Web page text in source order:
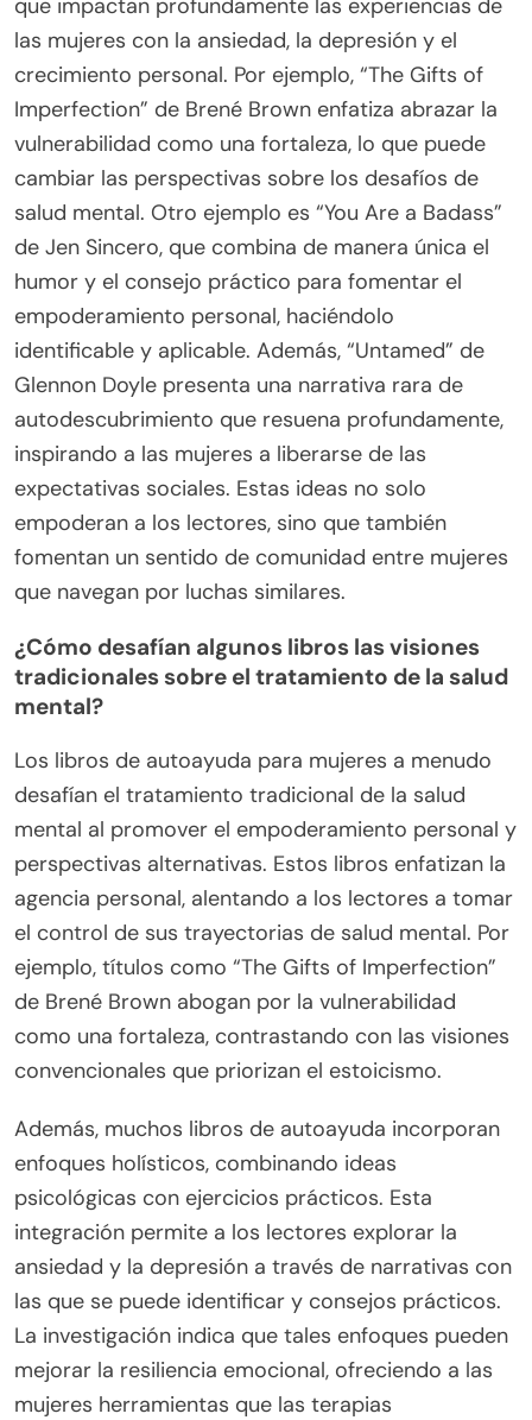
las mujeres con la ansiedad, la depresión y el
crecimiento personal. Por ejemplo, “The Gifts of
Imperfection” de Brené Brown enfatiza abrazar la
vulnerabilidad como una fortaleza, lo que puede
cambiar las perspectivas sobre los desafíos de
salud mental. Otro ejemplo es “You Are a Badass”
de Jen Sincero, que combina de manera única el
humor y el consejo práctico para fomentar el
empoderamiento personal, haciéndolo
identificable y aplicable. Además, “Untamed” de
Glennon Doyle presenta una narrativa rara de
autodescubrimiento que resuena profundamente,
inspirando a las mujeres a liberarse de las
expectativas sociales. Estas ideas no solo
empoderan a los lectores, sino que también
fomentan un sentido de comunidad entre mujeres
que navegan por luchas similares.
¿Cómo desafían algunos libros las visiones
tradicionales sobre el tratamiento de la salud
mental?
Los libros de autoayuda para mujeres a menudo
desafían el tratamiento tradicional de la salud
mental al promover el empoderamiento personal y
perspectivas alternativas. Estos libros enfatizan la
agencia personal, alentando a los lectores a tomar
el control de sus trayectorias de salud mental. Por
ejemplo, títulos como “The Gifts of Imperfection”
de Brené Brown abogan por la vulnerabilidad
como una fortaleza, contrastando con las visiones
convencionales que priorizan el estoicismo.
Además, muchos libros de autoayuda incorporan
enfoques holísticos, combinando ideas
psicológicas con ejercicios prácticos. Esta
integración permite a los lectores explorar la
ansiedad y la depresión a través de narrativas con
las que se puede identificar y consejos prácticos.
La investigación indica que tales enfoques pueden
mejorar la resiliencia emocional, ofreciendo a las
mujeres herramientas que las terapias